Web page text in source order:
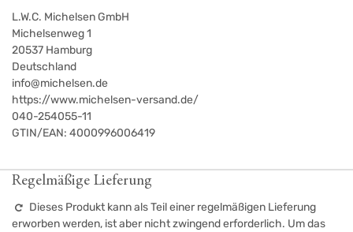
L.W.C. Michelsen GmbH
Michelsenweg 1
20537 Hamburg
Deutschland
info@michelsen.de
https://www.michelsen-versand.de/
040-254055-11
GTIN/EAN: 4000996006419
Regelmäßige Lieferung
Dieses Produkt kann als Teil einer regelmäßigen Lieferung
erworben werden, ist aber nicht zwingend erforderlich. Um das